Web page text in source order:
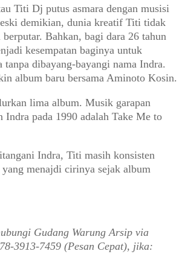
Titi Dj putus asmara dengan musisi
demikian, dunia kreatif Titi tidak
Bahkan, bagi dara 26 tahun
kesempatan baginya untuk
tanpa dibayang-bayangi nama Indra.
album baru bersama Aminoto Kosin.
lima album. Musik garapan
Indra pada 1990 adalah Take Me to
Indra, Titi masih konsisten
menajdi cirinya sejak album
Gudang Warung Arsip via
3913-7459 (Pesan Cepat), jika: